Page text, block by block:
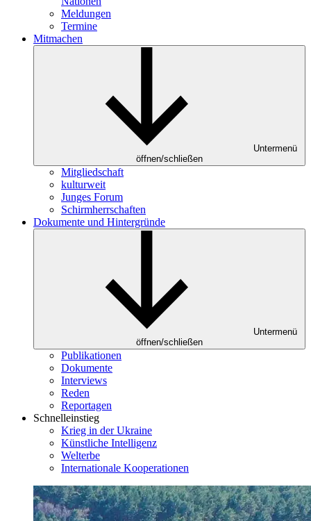
Meldungen
Termine
Mitmachen
Untermenü
öffnen/schließen
Mitgliedschaft
kulturweit
Junges Forum
Schirmherrschaften
Dokumente und Hintergründe
Untermenü
öffnen/schließen
Publikationen
Dokumente
Interviews
Reden
Reportagen
Schnelleinstieg
Krieg in der Ukraine
Künstliche Intelligenz
Welterbe
Internationale Kooperationen